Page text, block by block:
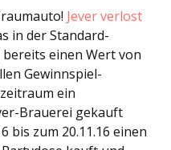
Jever verlost
in der Standard-
einen Wert von
Gewinnspiel-
ein
Brauerei gekauft
bis zum 20.11.16 einen